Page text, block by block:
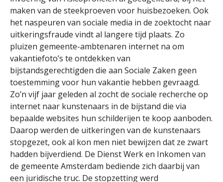
maken van de steekproeven voor huisbezoeken. Ook
het naspeuren van sociale media in de zoektocht naar
uitkeringsfraude vindt al langere tijd plaats. Zo
pluizen gemeente-ambtenaren internet na om
vakantiefoto’s te ontdekken van
bijstandsgerechtigden die aan Sociale Zaken geen
toestemming voor hun vakantie hebben gevraagd.
Zo’n vijf jaar geleden al zocht de sociale recherche op
internet naar kunstenaars in de bijstand die via
bepaalde websites hun schilderijen te koop aanboden.
Daarop werden de uitkeringen van de kunstenaars
stopgezet, ook al kon men niet bewijzen dat ze zwart
hadden bijverdiend. De Dienst Werk en Inkomen van
de gemeente Amsterdam bediende zich daarbij van
een juridische truc. De stopzetting werd